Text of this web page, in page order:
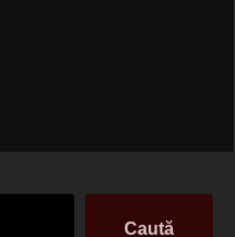
Caută